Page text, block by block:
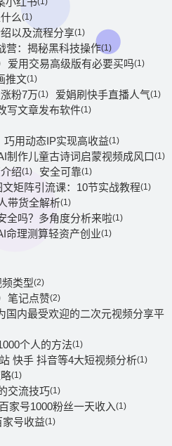
么(1)
以及流程分享(1)
营：揭秘黑科技操作(1)
爱用交易高级版有必要买吗(1)
推文(1)
粉7万(1) 爱娟刷快手直播人气(1)
写文章发布软件(1)
用动态IP实现高收益(1)
制作儿童古诗词启蒙视频成风口(1)
绍(1) 安全可靠(1)
矩阵引流课：10节实战教程(1)
带货全解析(1)
全吗？多角度分析来啦(1)
命理测算轻资产创业(1)
类型(2)
笔记点赞(2)
国内最受欢迎的二次元视频分享平
个人的方法(1)
快手 抖音等4大短视频分析(1)
(1)
交流技巧(1)
百家号1000粉丝一天收入(1)
家号收益(1)